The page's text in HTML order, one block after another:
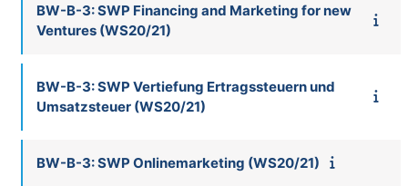
BW-B-3: SWP Financing and Marketing for new
Ventures (WS20/21)
BW-B-3: SWP Vertiefung Ertragssteuern und
Umsatzsteuer (WS20/21)
BW-B-3: SWP Onlinemarketing (WS20/21)